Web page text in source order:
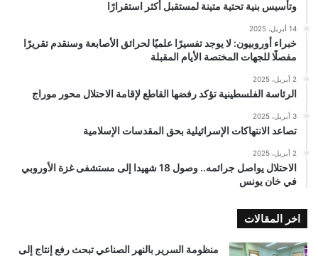
وتأسيس بنية تحتية متينة لمستقبل أكثر استقرارًا
14 أبريل، 2025
خبراء أوروبيون: لا يوجد تفسيرًا علميًا لحرائق الأصابعة وسنقدم تقريرًا
مفصلًا للجهات المختصة الأيام المقبلة
2 أبريل، 2025
الرئاسة الفلسطينية تؤكد رفضها القاطع لإقامة الاحتلال محور موراج
3 أبريل، 2025
تصاعد الانتهاكات الإسرائيلية بحق المقدسات الإسلامية
2 أبريل، 2025
الاحتلال يواصل جرائمه.. وصول 18 شهيدا إلى مستشفى غزة الأوروبي
في خان يونس
اخر المقالات
منظومة السرير بالنهر الصناعي تبحث رفع إنتاج إلى